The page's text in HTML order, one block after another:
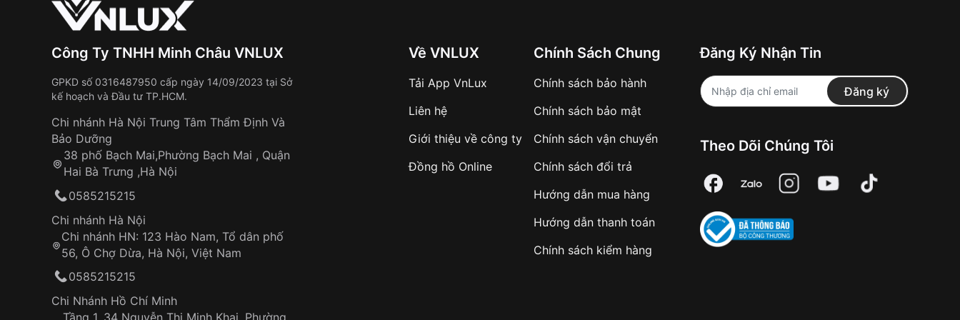
2. Tính năng
những tính năng vượt trội, đáp ứng nhu cầu sử dụng của người dùng:
Bộ máy Automatic 4R36:Đây là trái tim của chiếc đồng hồ, hoạt
động ổn định và chính xác nhờ cơ chế lên cót tự động. Bộ máy này còn
cho phép lên cót thủ công và có chức năng hack seconds (dừng kim giây
khi chỉnh giờ), giúp bạn điều chỉnh thời gian một cách chính xác.
Chống nước 10ATM
Với khả năng chống nước ở độ sâu 100 mét, bạn
hoàn toàn yên tâm khi đeo chiếc đồng hồ này rửa tay, đi bơi hoặc tham
gia các hoạt động hằng ngày.
Dạ quang:SRPD51K1 có kim và cọc số được phủ lớp dạ quang giúp
bạn dễ dàng xem giờ trong điều kiện thiếu sáng.
Lịch ngày và lịch thứ:
Ô hiển thị thứ ngày tại vị trí thứ 3 của đồng
giúp bạn luôn nắm bắt được thời gian một cách chính xác.
Seiko 42.5mm Nam SRPD51K1 tính năng vượt trội
Với những tính năng vượt trội trên, Seiko 42.5mm Nam SRPD51K1 không
Công Ty TNHH Minh Châu VNLUX
GPKD số 0316487950 cấp ngày 14/09/2023 tại Sở
kế hoạch và Đầu tư TP.HCM.
Chi nhánh Hà Nội Trung Tâm Thẩm Định Và
Bảo Dưỡng
38 phố Bạch Mai,Phường Bạch Mai , Quận
Hai Bà Trưng ,Hà Nội
0585215215
Chi nhánh Hà Nội
Chi nhánh HN: 123 Hào Nam, Tổ dân phố
56, Ô Chợ Dừa, Hà Nội, Việt Nam
0585215215
Chi Nhánh Hồ Chí Minh
Về VNLUX
Tải App VnLux
Liên hệ
Giới thiệu về công ty
Đồng hồ Online
Chính Sách Chung
Chính sách bảo hành
Chính sách bảo mật
Chính sách vận chuyển
Chính sách đổi trả
Hướng dẫn mua hàng
Hướng dẫn thanh toán
Chính sách kiểm hàng
Đăng Ký Nhận Tin
Đăng ký
Theo Dõi Chúng Tôi